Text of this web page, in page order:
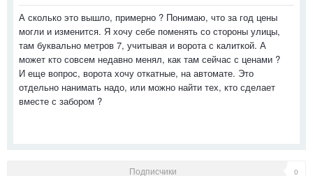
А сколько это вышло, примерно ? Понимаю, что за год цены
могли и изменится. Я хочу себе поменять со стороны улицы,
там буквально метров 7, учитывая и ворота с калиткой. А
может кто совсем недавно менял, как там сейчас с ценами ?
И еще вопрос, ворота хочу откатные, на автомате. Это
отдельно нанимать надо, или можно найти тех, кто сделает
вместе с забором ?
Подписчики 0